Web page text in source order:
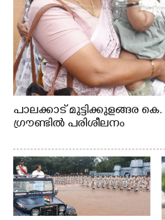
പാലക്കാട് മുട്ടിക്കുളങ്ങര
ഗ്രൗണ്ടിൽ പരിശീലനം